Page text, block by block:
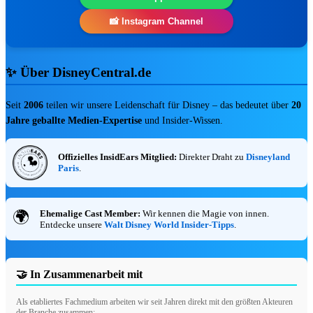
Disneyland Paris Ticket-Angebot für
Sommer 2026
Besuche vom 1. Juni bis 15. Oktober
Bis zu 140 € sparen
15% WOCHENENDE
Happy Weekend Deal: 15% Rabatt
Dein Happy Weekend Deal! 15% auf alles
⏳ …
📸 Instagram Channel
✨ Über DisneyCentral.de
Seit 2006 teilen wir unsere Leidenschaft für Disney – das bedeutet über 20
Jahre geballte Medien-Expertise und Insider-Wissen.
Offizielles InsidEars Mitglied: Direkter Draht zu Disneyland
Paris.
🌍 Ehemalige Cast Member: Wir kennen die Magie von innen.
Entdecke unsere Walt Disney World Insider-Tipps
🤝 In Zusammenarbeit mit
Als etabliertes Fachmedium arbeiten wir seit Jahren direkt mit den größten Akteuren